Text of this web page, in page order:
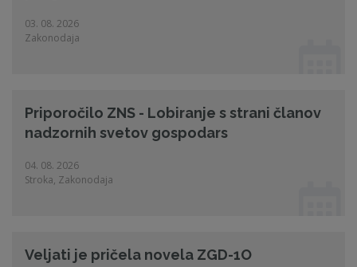
03. 08. 2026
Zakonodaja
Priporočilo ZNS - Lobiranje s strani članov
nadzornih svetov gospodars
04. 08. 2026
Stroka, Zakonodaja
Veljati je pričela novela ZGD-1O